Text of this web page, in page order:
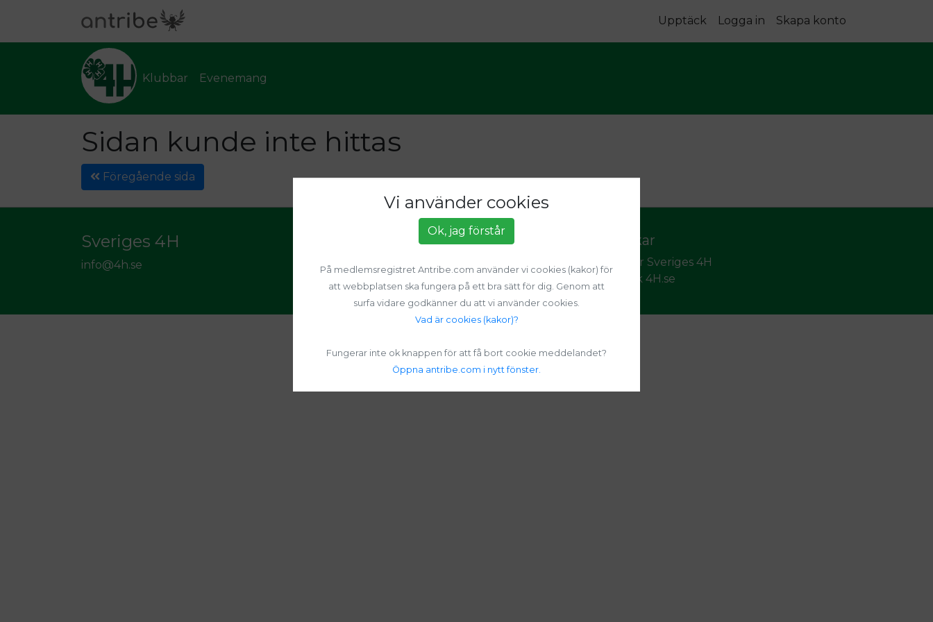
Upptäck Logga in Skapa konto
Klubbar Evenemang
Sidan kunde inte hittas
Föregående sida
Sveriges 4H
info@4h.se
Postadress
641 50 Katrineholm
Länkar
Villkor Sveriges 4H
Besök 4H.se
Vi använder cookies
Ok, jag förstår
På medlemsregistret Antribe.com använder vi cookies (kakor) för
att webbplatsen ska fungera på ett bra sätt för dig. Genom att
surfa vidare godkänner du att vi använder cookies.
Vad är cookies (kakor)?
Fungerar inte ok knappen för att få bort cookie meddelandet?
Öppna antribe.com i nytt fönster.